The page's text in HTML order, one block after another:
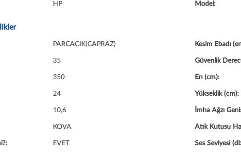
HP Model:
PARCACIK(CAPRAZ) Kesim Ebadı
35 Güvenlik
350 En (cm):
24 Yükseklik (cm):
10,6 İmha Ağzı
KOVA Atık Kutusu
EVET Ses Seviyesi